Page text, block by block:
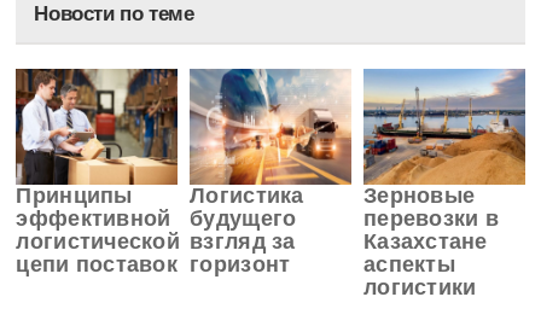
Новости по теме
Принципы
эффективной
логистической
цепи поставок
Логистика
будущего
взгляд за
горизонт
Зерновые
перевозки в
Казахстане
аспекты
логистики